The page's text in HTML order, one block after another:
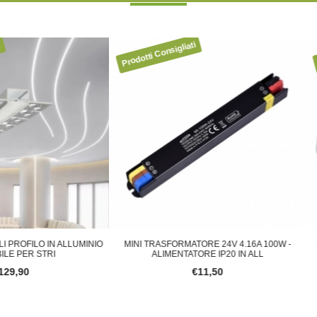
24V 4.16A 100W -
ALIMENTATORE IP20 IN ALL
STRISCIA LED 24V IP65 240 LED/
NATURALE, ALTA LUMIN